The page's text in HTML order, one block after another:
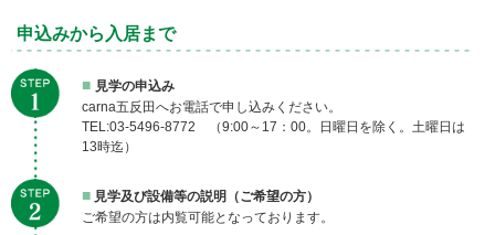
申込みから入居まで
■ 見学の申込み
carna五反田へお電話で申し込みください。
TEL:03-5496-8772 （9:00～17：00。日曜日を除く。土曜日は
13時迄）
■ 見学及び設備等の説明（ご希望の方）
ご希望の方は内覧可能となっております。